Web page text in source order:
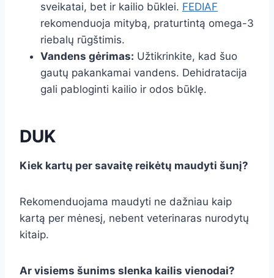
sveikatai, bet ir kailio būklei. FEDIAF
rekomenduoja mitybą, praturtintą omega-3
riebalų rūgštimis.
Vandens gėrimas: Užtikrinkite, kad šuo
gautų pakankamai vandens. Dehidratacija
gali pabloginti kailio ir odos būklę.
DUK
Kiek kartų per savaitę reikėtų maudyti šunį?
Rekomenduojama maudyti ne dažniau kaip
kartą per mėnesį, nebent veterinaras nurodytų
kitaip.
Ar visiems šunims slenka kailis vienodai?